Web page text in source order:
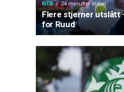
NTB 24 minutter siden
Flere stjerner utslått
for Ruud